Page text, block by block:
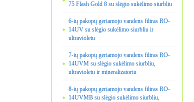
75 Flash Gold 8 su slėgio sukėlimo siurbliu
6-ių pakopų geriamojo vandens filtras RO-
14UV su slėgio sukėlimo siurbliu ir
ultravioletu
7-ių pakopų geriamojo vandens filtras RO-
14UVM su slėgio sukėlimo siurbliu,
ultravioletu ir mineralizatoriu
8-ių pakopų geriamojo vandens filtras RO-
14UVMB su slėgio sukėlimo siurbliu,